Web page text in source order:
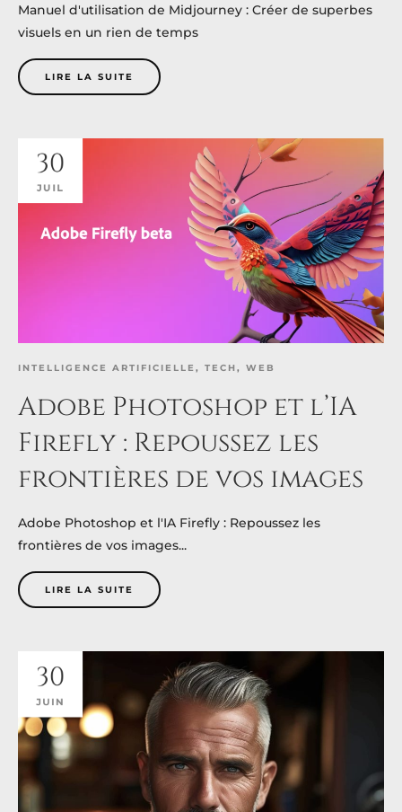
Manuel d'utilisation de Midjourney : Créer de superbes
visuels en un rien de temps
LIRE LA SUITE
30
JUIL
INTELLIGENCE ARTIFICIELLE, TECH, WEB
Adobe Photoshop et l’IA
Firefly : Repoussez les
frontières de vos images
Adobe Photoshop et l'IA Firefly : Repoussez les
frontières de vos images...
LIRE LA SUITE
30
JUIN